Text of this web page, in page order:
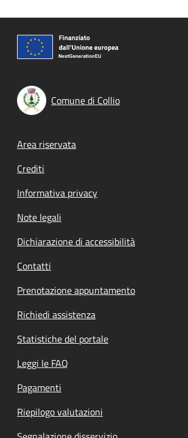
Comune di Collio
Footer menu
Area riservata
Crediti
Informativa privacy
Note legali
Dichiarazione di accessibilità
Contatti
Prenotazione appuntamento
Richiedi assistenza
Statistiche del portale
Leggi le FAQ
Pagamenti
Riepilogo valutazioni